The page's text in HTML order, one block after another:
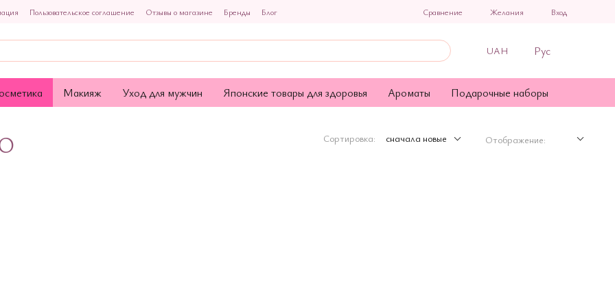
Пользовательское соглашение Отзывы о магазине Бренды
Блог
Сравнение Желания Вход
UAH Рус
Макияж Уход для мужчин Японские товары для здоровья Ароматы Подарочные наборы
Сортировка: сначала новые Отображение: